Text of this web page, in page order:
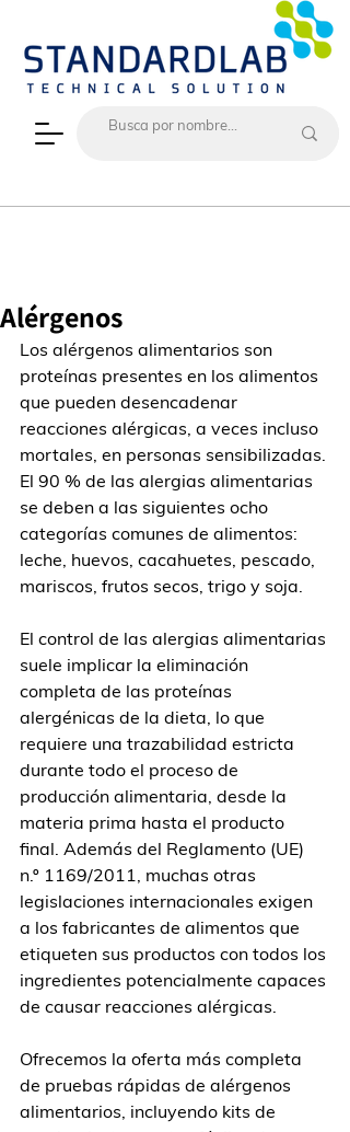
Alérgenos
Los alérgenos alimentarios son
proteínas presentes en los alimentos
que pueden desencadenar
reacciones alérgicas, a veces incluso
mortales, en personas sensibilizadas.
El 90 % de las alergias alimentarias
se deben a las siguientes ocho
categorías comunes de alimentos:
leche, huevos, cacahuetes, pescado,
mariscos, frutos secos, trigo y soja.
El control de las alergias alimentarias
suele implicar la eliminación
completa de las proteínas
alergénicas de la dieta, lo que
requiere una trazabilidad estricta
durante todo el proceso de
producción alimentaria, desde la
materia prima hasta el producto
final. Además del Reglamento (UE)
n.º 1169/2011, muchas otras
legislaciones internacionales exigen
a los fabricantes de alimentos que
etiqueten sus productos con todos los
ingredientes potencialmente capaces
de causar reacciones alérgicas.
Ofrecemos la oferta más completa
de pruebas rápidas de alérgenos
alimentarios, incluyendo kits de